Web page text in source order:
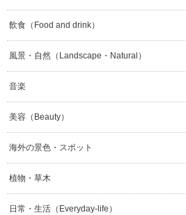
飲食（Food and drink）
風景・自然（Landscape・Natural）
音楽
美容（Beauty）
海外の景色・スポット
植物・草木
日常・生活（Everyday-life）